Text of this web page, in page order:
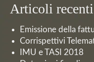
Articoli recenti
Emissione della
Corrispettivi
IMU e TASI 2018